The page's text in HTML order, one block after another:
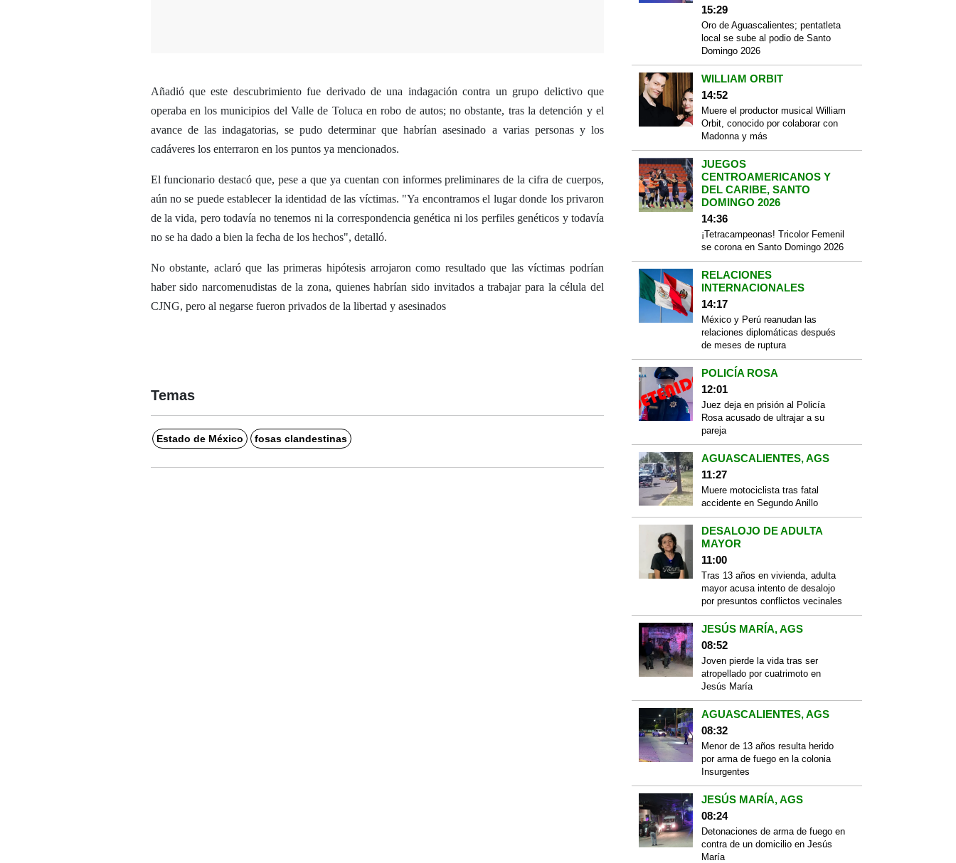
Añadió que este descubrimiento fue derivado de una indagación contra un grupo delictivo que
operaba en los municipios del Valle de Toluca en robo de autos; no obstante, tras la detención y el
avance de las indagatorias, se pudo determinar que habrían asesinado a varias personas y los
cadáveres los enterraron en los puntos ya mencionados.
El funcionario destacó que, pese a que ya cuentan con informes preliminares de la cifra de cuerpos,
aún no se puede establecer la identidad de las víctimas. "Ya encontramos el lugar donde los privaron
de la vida, pero todavía no tenemos ni la correspondencia genética ni los perfiles genéticos y todavía
no se ha dado a bien la fecha de los hechos", detalló.
No obstante, aclaró que las primeras hipótesis arrojaron como resultado que las víctimas podrían
haber sido narcomenudistas de la zona, quienes habrían sido invitados a trabajar para la célula del
CJNG, pero al negarse fueron privados de la libertad y asesinados
Temas
Estado de México fosas clandestinas
15:29
Oro de Aguascalientes; pentatleta
local se sube al podio de Santo
Domingo 2026
WILLIAM ORBIT
14:52
Muere el productor musical William
Orbit, conocido por colaborar con
Madonna y más
JUEGOS
CENTROAMERICANOS Y
DEL CARIBE, SANTO
DOMINGO 2026
14:36
¡Tetracampeonas! Tricolor Femenil
se corona en Santo Domingo 2026
RELACIONES
INTERNACIONALES
14:17
México y Perú reanudan las
relaciones diplomáticas después
de meses de ruptura
POLICÍA ROSA
12:01
Juez deja en prisión al Policía
Rosa acusado de ultrajar a su
pareja
AGUASCALIENTES, AGS
11:27
Muere motociclista tras fatal
accidente en Segundo Anillo
DESALOJO DE ADULTA
MAYOR
11:00
Tras 13 años en vivienda, adulta
mayor acusa intento de desalojo
por presuntos conflictos vecinales
JESÚS MARÍA, AGS
08:52
Joven pierde la vida tras ser
atropellado por cuatrimoto en
Jesús María
AGUASCALIENTES, AGS
08:32
Menor de 13 años resulta herido
por arma de fuego en la colonia
Insurgentes
JESÚS MARÍA, AGS
08:24
Detonaciones de arma de fuego en
contra de un domicilio en Jesús
María